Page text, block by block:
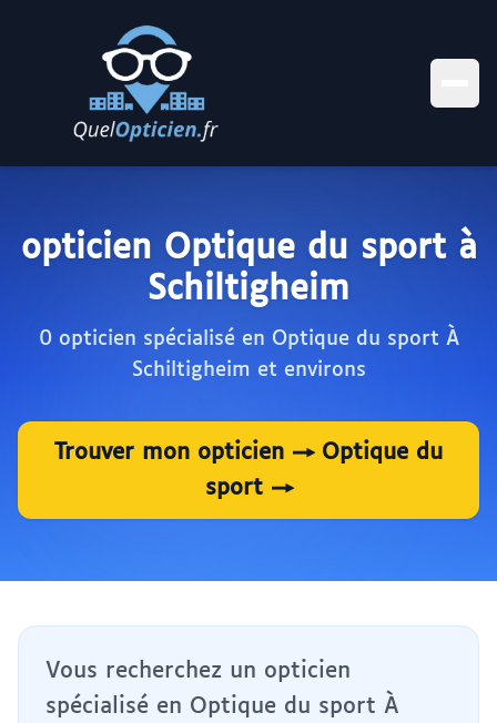
opticien Optique du sport à
Schiltigheim
0 opticien spécialisé en Optique du sport À
Schiltigheim et environs
Trouver mon opticien → Optique du
sport →
Vous recherchez un opticien
spécialisé en Optique du sport À